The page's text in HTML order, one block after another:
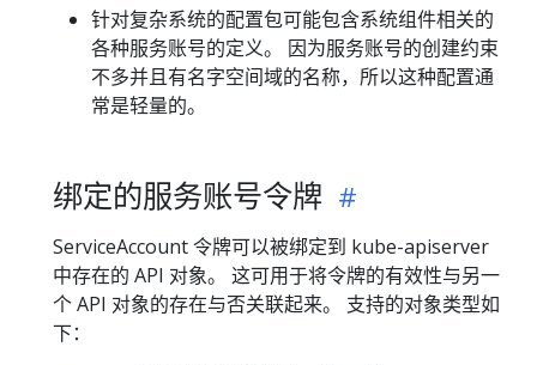
针对复杂系统的配置包可能包含系统组件相关的
各种服务账号的定义。 因为服务账号的创建约束
不多并且有名字空间域的名称，所以这种配置通
常是轻量的。
绑定的服务账号令牌
ServiceAccount 令牌可以被绑定到 kube-apiserver
中存在的 API 对象。 这可用于将令牌的有效性与另一
个 API 对象的存在与否关联起来。 支持的对象类型如
下：